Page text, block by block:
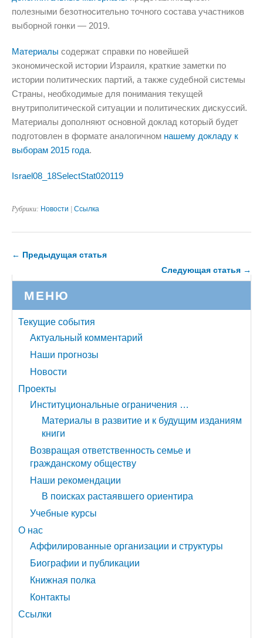
полезными безотносительно точного состава участников
выборной гонки — 2019.
Материалы содержат справки по новейшей
экономической истории Израиля, краткие заметки по
истории политических партий, а также судебной системы
Страны, необходимые для понимания текущей
внутриполитической ситуации и политических дискуссий.
Материалы дополняют основной доклад который будет
подготовлен в формате аналогичном нашему докладу к
выборам 2015 года.
Israel08_18SelectStat020119
Рубрики: Новости | Ссылка
← Предыдущая статья
Следующая статья →
МЕНЮ
Текущие события
Актуальный комментарий
Наши прогнозы
Новости
Проекты
Институциональные ограничения …
Материалы в развитие и к будущим изданиям
книги
Возвращая ответственность семье и
гражданскому обществу
Наши рекомендации
В поисках растаявшего ориентира
Учебные курсы
О нас
Аффилированные организации и структуры
Биографии и публикации
Книжная полка
Контакты
Ссылки